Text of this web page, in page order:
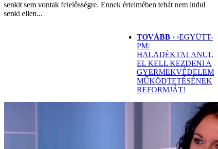
senkit sem vontak felelősségre. Ennek értelmében tehát nem indul
senki ellen...
TOVÁBB › ›EGYÜTT-
PM:
HALADÉKTALANUL
EL KELL KEZDENI A
GYERMEKVÉDELEM
MŰKÖDTETÉSÉNEK
REFORMJÁT!